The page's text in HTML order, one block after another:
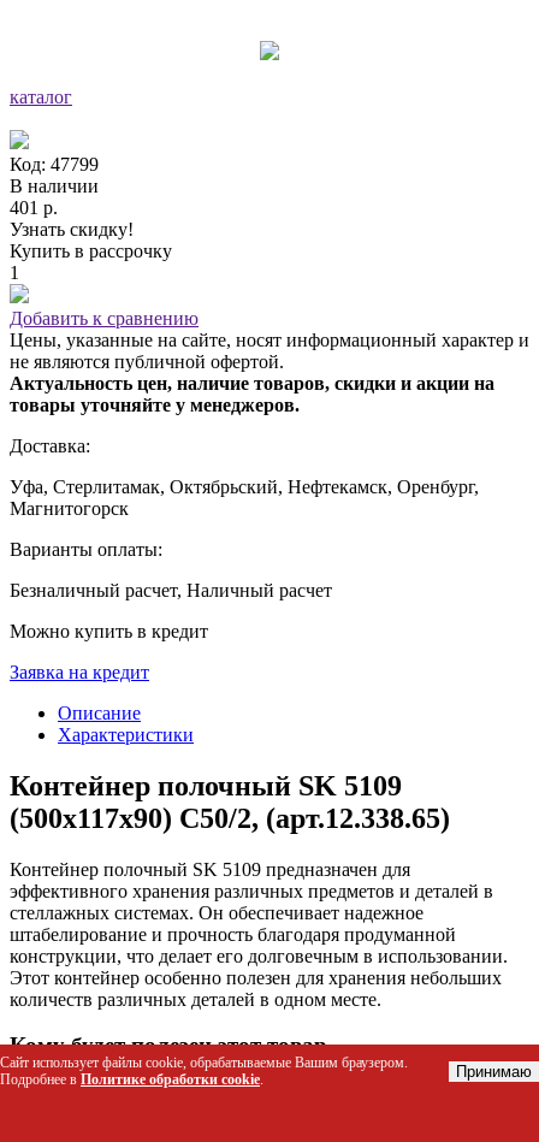
каталог
Код: 47799
В наличии
401 р.
Узнать скидку!
Купить в рассрочку
1
Добавить к сравнению
Цены, указанные на сайте, носят информационный характер и
не являются публичной офертой.
Актуальность цен, наличие товаров, скидки и акции на
товары уточняйте у менеджеров.
Доставка:
Уфа, Стерлитамак, Октябрьский, Нефтекамск, Оренбург,
Магнитогорск
Варианты оплаты:
Безналичный расчет, Наличный расчет
Можно купить в кредит
Заявка на кредит
Описание
Характеристики
Контейнер полочный SK 5109
(500х117х90) С50/2, (арт.12.338.65)
Контейнер полочный SK 5109 предназначен для
эффективного хранения различных предметов и деталей в
стеллажных системах. Он обеспечивает надежное
штабелирование и прочность благодаря продуманной
конструкции, что делает его долговечным в использовании.
Этот контейнер особенно полезен для хранения небольших
количеств различных деталей в одном месте.
Кому будет полезен этот товар
Складским работникам для организации хранения на
Сайт использует файлы cookie, обрабатываемые Вашим браузером.
Подробнее в Политике обработки cookie. Принимаю